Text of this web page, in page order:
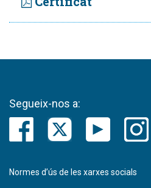
Segueix-nos a:
Normes d’ús de les xarxes socials